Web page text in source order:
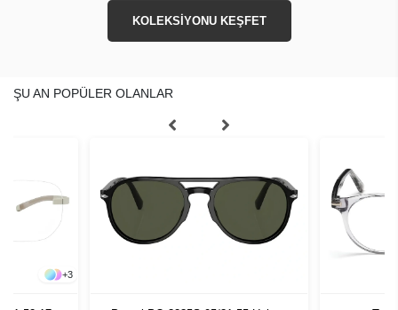
KOLEKSİYONU KEŞFET
ŞU AN POPÜLER OLANLAR
+3